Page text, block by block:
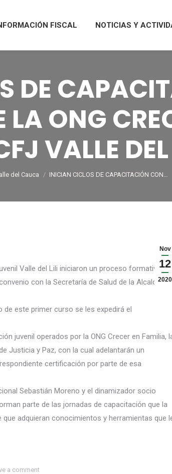
FISCAL NOTICIAS Y
DE
LA ONG
VALLE
del Cauca INICIAN CICLOS DE CAPACITACIÓN CON…
Nov
12
2020
Valle del Lili iniciaron un proceso formativo en
con la Secretaría de Salud de la Alcaldía de
de este primer curso se les expedirá el
juvenil operados por la ONG Crecer en Familia,
Justicia y Paz, con la cual adelantarán un
certificación por parte de esa
Sebastián Moreno y el dinamizador socio
parte de las jornadas de capacitación que la
adquieran conocimientos y herramientas que
a comment